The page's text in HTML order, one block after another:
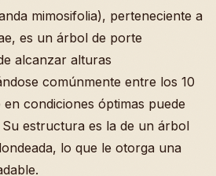
mimosifolia), perteneciente a
es un árbol de porte
alcanzar alturas
comúnmente entre los 10
condiciones óptimas puede
estructura es la de un árbol
lo que le otorga una